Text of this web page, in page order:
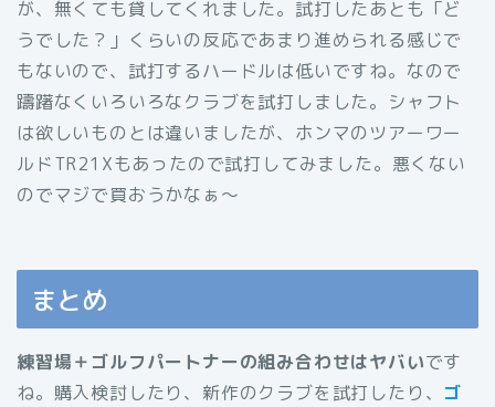
が、無くても貸してくれました。試打したあとも「ど
うでした？」くらいの反応であまり進められる感じで
もないので、試打するハードルは低いですね。なので
躊躇なくいろいろなクラブを試打しました。シャフト
は欲しいものとは違いましたが、ホンマのツアーワー
ルドTR21Xもあったので試打してみました。悪くない
のでマジで買おうかなぁ〜
まとめ
練習場＋ゴルフパートナーの組み合わせはヤバいです
ね。購入検討したり、新作のクラブを試打したり、 ゴ